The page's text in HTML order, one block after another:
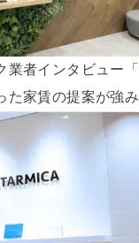
業者インタビュー
た家賃の提案が強み